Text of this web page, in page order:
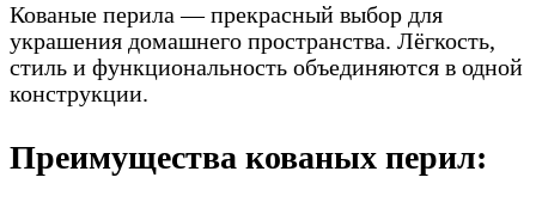
Кованые перила — прекрасный выбор для
украшения домашнего пространства. Лёгкость,
стиль и функциональность объединяются в одной
конструкции.
Преимущества кованых перил: